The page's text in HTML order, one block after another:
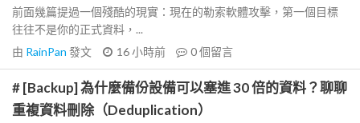
前面幾篇提過一個殘酷的現實：現在的勒索軟體攻擊，第一個目標
往往不是你的正式資料，...
由 RainPan 發文 16 小時前 0個留言
# [Backup] 為什麼備份設備可以塞進 30 倍的資料？聊聊
重複資料刪除（Deduplication）